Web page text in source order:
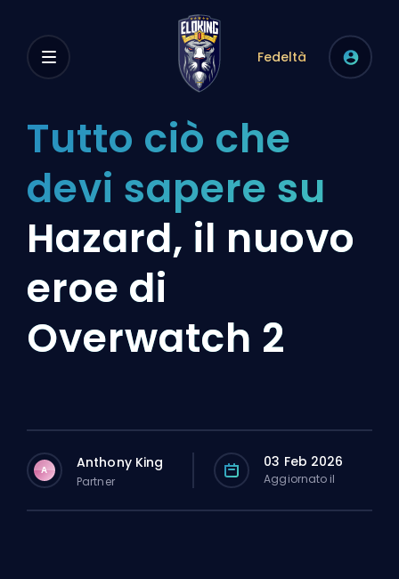
Fedeltà
Tutto ciò che
devi sapere su
Hazard, il nuovo
eroe di
Overwatch 2
A Anthony King
Partner
03 Feb 2026
Aggiornato il